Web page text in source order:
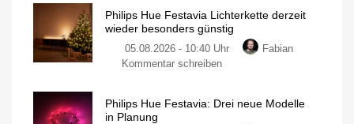
Philips Hue Festavia Lichterkette derzeit
wieder besonders günstig
05.08.2026 - 10:40 Uhr
Fabian
Kommentar schreibenzu
Festavia
Philips Hue Festavia: Drei neue Modelle
in Planung